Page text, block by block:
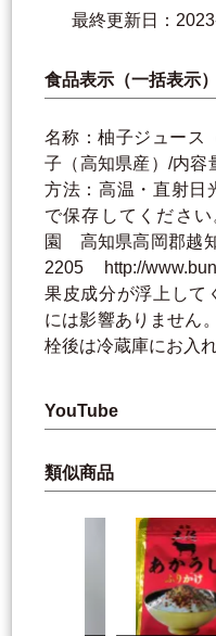
最終更新日：
食品表示（一括表示）
名称：柚子ジュース
子（高知県産）/内容
方法：高温・直射日
で保存してくださ
園 高知県高岡郡越
2205 http://
果皮成分が浮上して
には影響ありません
栓後は冷蔵庫にお入
YouTube
類似商品